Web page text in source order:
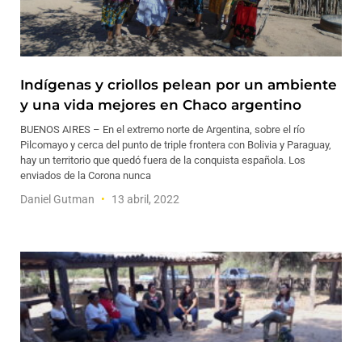
Indígenas y criollos pelean por un ambiente
y una vida mejores en Chaco argentino
BUENOS AIRES – En el extremo norte de Argentina, sobre el río
Pilcomayo y cerca del punto de triple frontera con Bolivia y Paraguay,
hay un territorio que quedó fuera de la conquista española. Los
enviados de la Corona nunca
Daniel Gutman 13 abril, 2022